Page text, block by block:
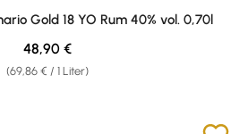
von 4.66 von 5 Sternen
Gold 18 YO Rum 40% vol. 0,70l
(69,86 € / 1 Liter)
Regulärer Preis:
48,90 €